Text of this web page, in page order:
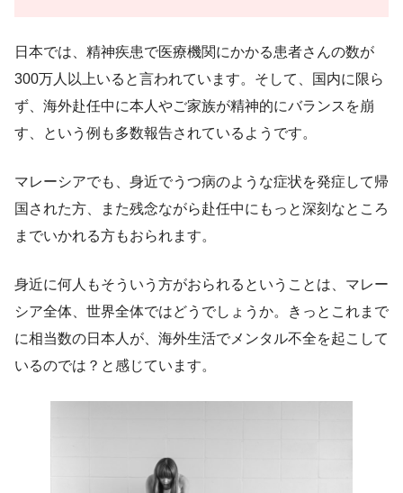
日本では、精神疾患で医療機関にかかる患者さんの数が
300万人以上いると言われています。そして、国内に限ら
ず、海外赴任中に本人やご家族が精神的にバランスを崩
す、という例も多数報告されているようです。
マレーシアでも、身近でうつ病のような症状を発症して帰
国された方、また残念ながら赴任中にもっと深刻なところ
までいかれる方もおられます。
身近に何人もそういう方がおられるということは、マレー
シア全体、世界全体ではどうでしょうか。きっとこれまで
に相当数の日本人が、海外生活でメンタル不全を起こして
いるのでは？と感じています。